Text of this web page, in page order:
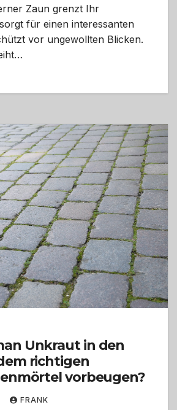
Zaun grenzt Ihr
für einen interessanten
vor ungewollten Blicken.
Unkraut in den
richtigen
vorbeugen?
FRANK